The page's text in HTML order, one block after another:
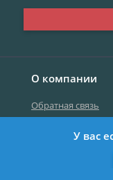
О компании
Обратная связь
©2019-2026 Все
У вас